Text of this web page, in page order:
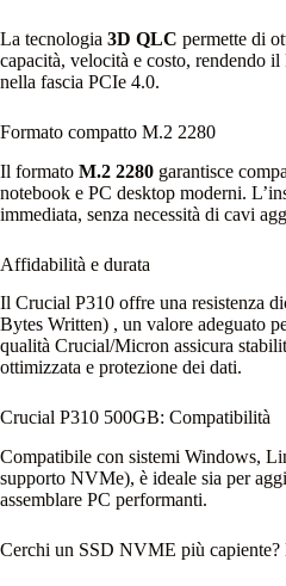
La tecnologia 3D QLC permette di
capacità, velocità e costo, rendendo
nella fascia PCIe 4.0.
Formato compatto M.2 2280
Il formato M.2 2280 garantisce
notebook e PC desktop moderni.
immediata, senza necessità di cavi
Affidabilità e durata
Il Crucial P310 offre una resistenza
Bytes Written) , un valore adeguato
qualità Crucial/Micron assicura
ottimizzata e protezione dei dati.
Crucial P310 500GB: Compatibilità
Compatibile con sistemi Windows,
supporto NVMe), è ideale sia per
assemblare PC performanti.
Cerchi un SSD NVME più capiente?